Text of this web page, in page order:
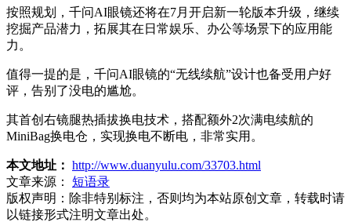
按照规划，千问AI眼镜还将在7月开启新一轮版本升级，继续
挖掘产品潜力，拓展其在日常娱乐、办公等场景下的应用能
力。
值得一提的是，千问AI眼镜的“无线续航”设计也备受用户好
评，告别了没电的尴尬。
其首创右镜腿热插拔换电技术，搭配额外2次满电续航的
MiniBag换电仓，实现换电不断电，非常实用。
本文地址： http://www.duanyulu.com/33703.html
文章来源：
短语录
版权声明： 除非特别标注，否则均为本站原创文章，转载时请
以链接形式注明文章出处。